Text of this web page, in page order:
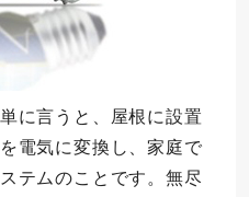
に言うと、屋根に設置
電気に変換し、家庭で
テムのことです。無尽